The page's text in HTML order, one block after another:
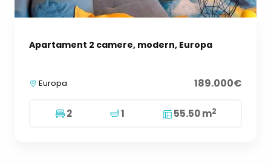
Apartament 2 camere, modern, Europa
Europa 189.000€
2 1 55.50 m2